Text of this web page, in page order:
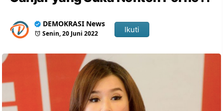
DEMOKRASI News
Senin, 20 Juni 2022 Ikuti